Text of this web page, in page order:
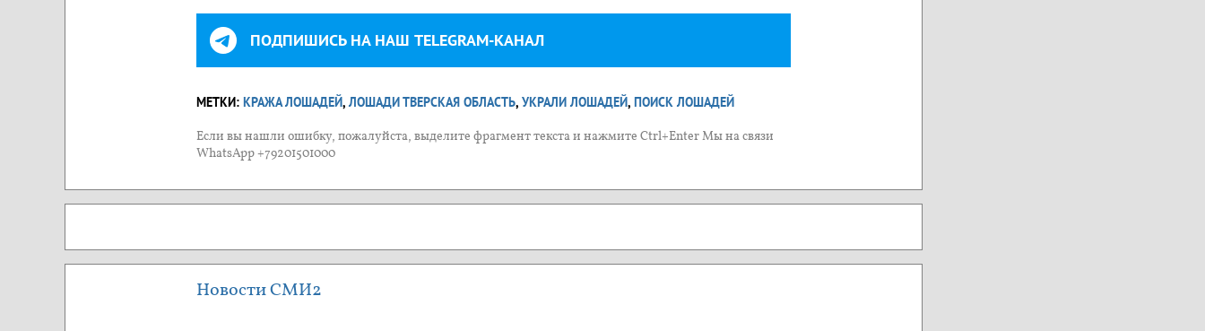
ПОДПИШИСЬ НА НАШ TELEGRAM-КАНАЛ
МЕТКИ: КРАЖА ЛОШАДЕЙ, ЛОШАДИ ТВЕРСКАЯ ОБЛАСТЬ, УКРАЛИ ЛОШАДЕЙ, ПОИСК ЛОШАДЕЙ
Если вы нашли ошибку, пожалуйста, выделите фрагмент текста и нажмите Ctrl+Enter Мы на связи
WhatsApp +79201501000
Новости СМИ2